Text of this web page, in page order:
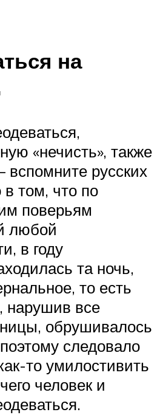
на
«нечисть», также
вспомните русских
том, что по
поверьям
любой
в году
та ночь,
то есть
нарушив все
обрушивалось
следовало
то умилостивить
человек и